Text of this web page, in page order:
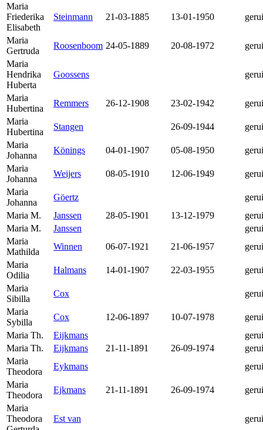
Maria
Friederika
Elisabeth
Steinmann 21-03-1885 13-01-1950
Maria
Gertruda
Roosenboom 24-05-1889 20-08-1972
Maria
Hendrika
Huberta
Goossens
Maria
Hubertina
Remmers 26-12-1908 23-02-1942
Maria
Hubertina
Stangen 26-09-1944
Maria
Johanna
Könings 04-01-1907 05-08-1950
Maria
Johanna
Weijers 08-05-1910 12-06-1949
Maria
Johanna
Göertz
Maria M.
Janssen 28-05-1901 13-12-1979
Maria M.
Janssen
Maria
Mathilda
Winnen 06-07-1921 21-06-1957
Maria
Odilia
Halmans 14-01-1907 22-03-1955
Maria
Sibilla
Cox
Maria
Sybilla
Cox 12-06-1897 10-07-1978
Maria Th.
Eijkmans
Maria Th.
Eijkmans 21-11-1891 26-09-1974
Maria
Theodora
Eykmans
Maria
Theodora
Ejkmans 21-11-1891 26-09-1974
Maria
Theodora
Est van